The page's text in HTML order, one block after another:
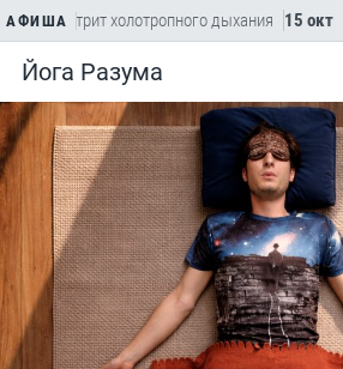
АФИША
22 авг Ретрит холотропного дыхания 15 окт
Йога Разума